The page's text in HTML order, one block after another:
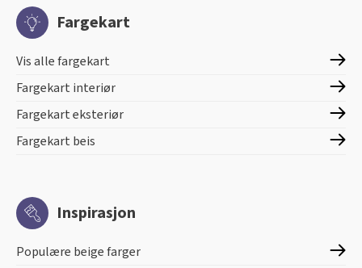
Fargekart
Vis alle fargekart
Fargekart interiør
Fargekart eksteriør
Fargekart beis
Inspirasjon
Populære beige farger